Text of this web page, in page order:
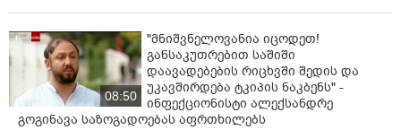
08:50
"მნიშვნელოვანია იცოდეთ!
განსაკუთრებით საშიში
დაავადებების რიცხვში შედის და
უკავშირდება ტკიპის ნაკბენს" -
ინფექციონისტი ალექსანდრე
გოგინავა საზოგადოებას აფრთხილებს